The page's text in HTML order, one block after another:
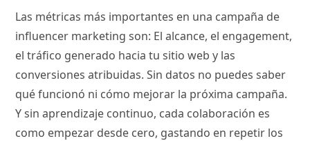
Las métricas más importantes en una campaña de
influencer marketing son: El alcance, el engagement,
el tráfico generado hacia tu sitio web y las
conversiones atribuidas. Sin datos no puedes saber
qué funcionó ni cómo mejorar la próxima campaña.
Y sin aprendizaje continuo, cada colaboración es
como empezar desde cero, gastando en repetir los